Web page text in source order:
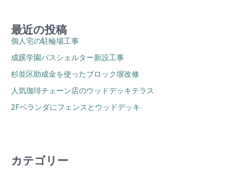
最近の投稿
個人宅の駐輪場工事
成蹊学園バスシェルター新設工事
杉並区助成金を使ったブロック塀改修
人気珈琲チェーン店のウッドデッキテラス
2Fベランダにフェンスとウッドデッキ
カテゴリー